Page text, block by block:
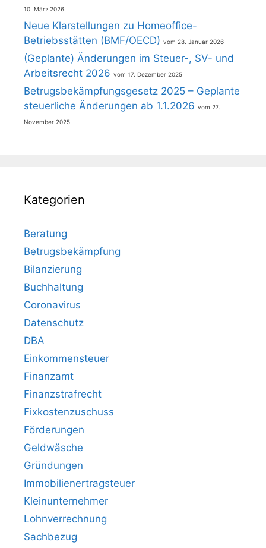
10. März 2026
Neue Klarstellungen zu Homeoffice-
Betriebsstätten (BMF/OECD)
28. Januar 2026
(Geplante) Änderungen im Steuer-, SV- und
Arbeitsrecht 2026
17. Dezember 2025
Betrugsbekämpfungsgesetz 2025 – Geplante
steuerliche Änderungen ab 1.1.2026
27.
November 2025
Kategorien
Beratung
Betrugsbekämpfung
Bilanzierung
Buchhaltung
Coronavirus
Datenschutz
DBA
Einkommensteuer
Finanzamt
Finanzstrafrecht
Fixkostenzuschuss
Förderungen
Geldwäsche
Gründungen
Immobilienertragsteuer
Kleinunternehmer
Lohnverrechnung
Sachbezug